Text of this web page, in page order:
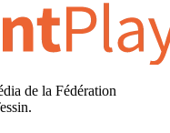
de la Fédération